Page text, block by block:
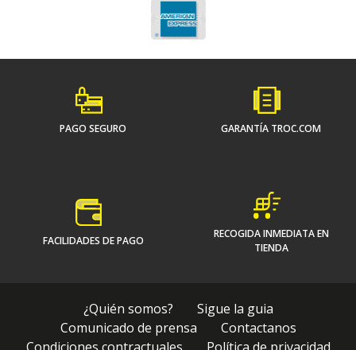
PAGO SEGURO GARANTÍA TROC.COM
FACILIDADES DE PAGO
RECOGIDA INMEDIATA EN
TIENDA
¿Quién somos?
Sigue la guia
Comunicado de prensa
Contactanos